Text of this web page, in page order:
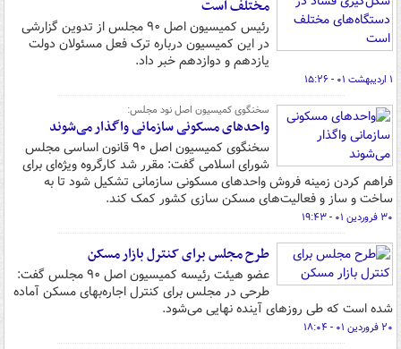
مختلف است
رئیس کمیسیون اصل ۹۰ مجلس از تدوین گزارشی
در این کمیسیون درباره ترک فعل مسئولان دولت
یازدهم و دوازدهم خبر داد.
۱ اردیبهشت ۰۱ - ۱۵:۲۶
سخنگوی کمیسیون اصل نود مجلس:
واحدهای مسکونی سازمانی واگذار می‌شوند
سخنگوی کمیسیون اصل ۹۰ قانون اساسی مجلس
شورای اسلامی گفت: مقرر شد کارگروه ویژه‌ای برای
فراهم کردن زمینه فروش واحدهای مسکونی سازمانی تشکیل شود تا به
ساخت و ساز و فعالیت‌های مسکن سازی کشور کمک کند.
۳۰ فروردین ۰۱ - ۱۹:۴۳
طرح مجلس برای کنترل بازار مسکن
عضو هیئت رئیسه کمیسیون اصل ۹۰ مجلس گفت:
طرحی در مجلس برای کنترل اجاره‌بهای مسکن آماده
شده است که طی روزهای آینده نهایی می‌شود.
۲۰ فروردین ۰۱ - ۱۸:۰۴